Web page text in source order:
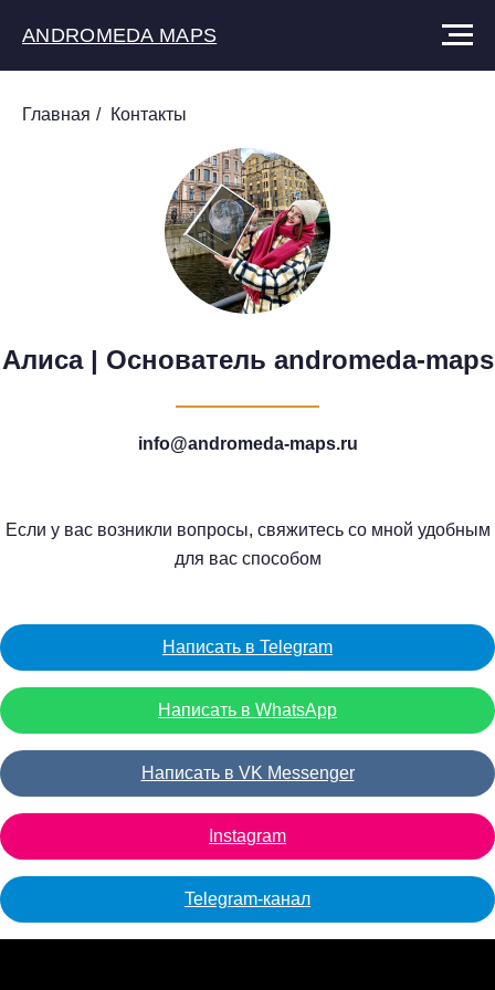
ANDROMEDA MAPS
Главная / Контакты
Алиса | Основатель andromeda-maps
info@andromeda-maps.ru
Если у вас возникли вопросы, свяжитесь со мной удобным
для вас способом
Написать в Telegram
Написать в WhatsApp
Написать в VK Messenger
Instagram
Telegram-канал